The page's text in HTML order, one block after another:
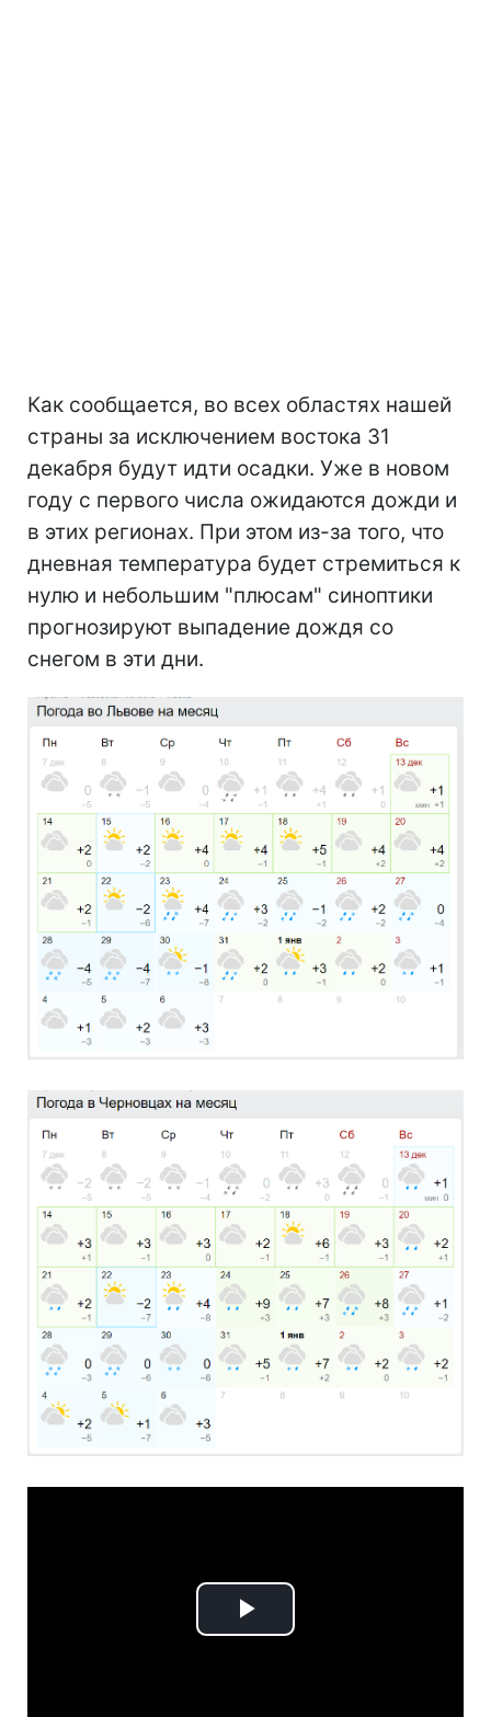
Как сообщается, во всех областях нашей
страны за исключением востока 31
декабря будут идти осадки. Уже в новом
году с первого числа ожидаются дожди и
в этих регионах. При этом из-за того, что
дневная температура будет стремиться к
нулю и небольшим "плюсам" синоптики
прогнозируют выпадение дождя со
снегом в эти дни.
Play